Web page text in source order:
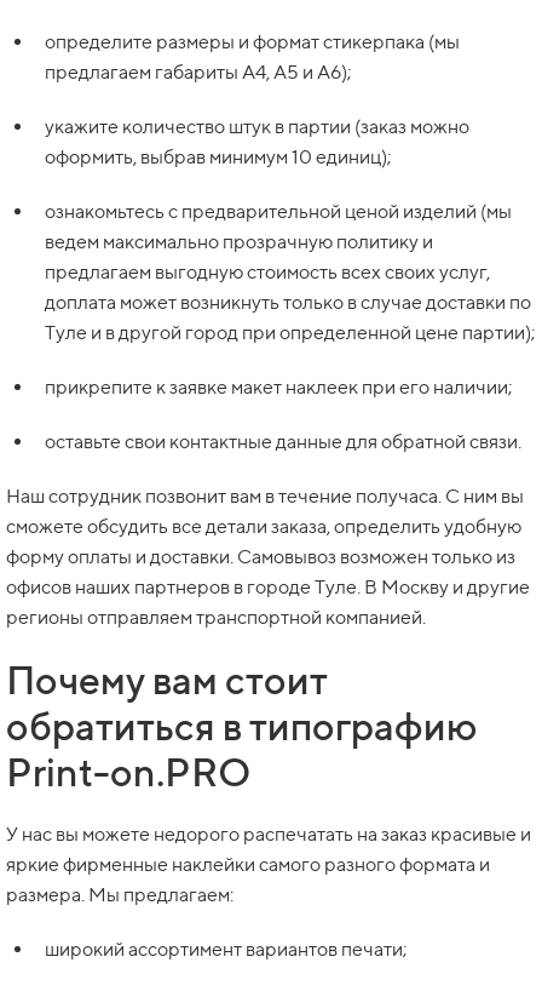
определите размеры и формат стикерпака (мы
предлагаем габариты А4, А5 и А6);
укажите количество штук в партии (заказ можно
оформить, выбрав минимум 10 единиц);
ознакомьтесь с предварительной ценой изделий (мы
ведем максимально прозрачную политику и
предлагаем выгодную стоимость всех своих услуг,
доплата может возникнуть только в случае доставки по
Туле и в другой город при определенной цене партии);
прикрепите к заявке макет наклеек при его наличии;
оставьте свои контактные данные для обратной связи.
Наш сотрудник позвонит вам в течение получаса. С ним вы
сможете обсудить все детали заказа, определить удобную
форму оплаты и доставки. Самовывоз возможен только из
офисов наших партнеров в городе Туле. В Москву и другие
регионы отправляем транспортной компанией.
Почему вам стоит
обратиться в типографию
Print-on.PRO
У нас вы можете недорого распечатать на заказ красивые и
яркие фирменные наклейки самого разного формата и
размера. Мы предлагаем:
широкий ассортимент вариантов печати;